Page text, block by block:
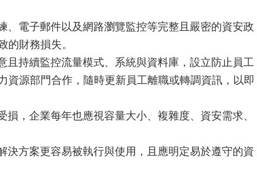
電子郵件以及網路瀏覽監控等完整且嚴密的資安政
的財務損失。
持續監控流量模式、系統與資料庫，設立防止員工
資源部門合作，隨時更新員工離職或轉調資訊，以即
，企業每年也應視容量大小、複雜度、資安需求、
方案更容易被執行與使用，且應明定易於遵守的資